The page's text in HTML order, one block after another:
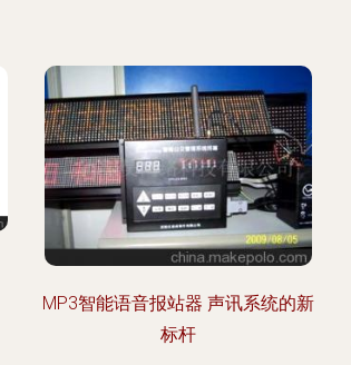
MP3智能语音报站器 声讯系统的新
标杆